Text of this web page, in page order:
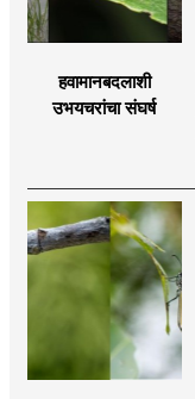
हवामानबदलाशी
उभयचरांचा संघर्ष